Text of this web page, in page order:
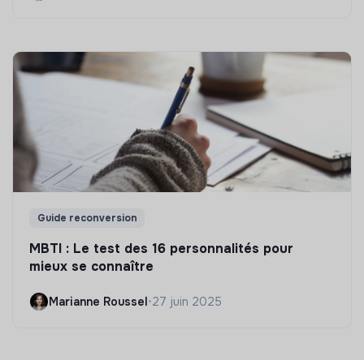
Guide reconversion
MBTI : Le test des 16 personnalités pour
mieux se connaître
Marianne Roussel•27 juin 2025